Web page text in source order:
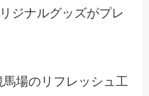
ジナルグッズがプレ
場のリフレッシュ工